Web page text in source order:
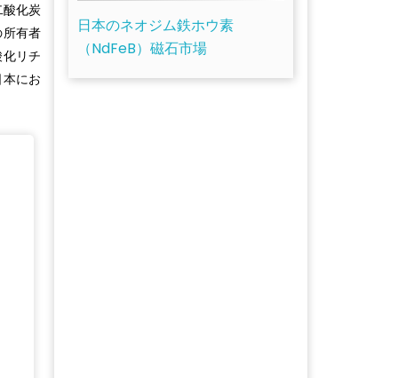
化炭
有者
リチ
にお
日本のネオジム鉄ホウ素
（NdFeB）磁石市場